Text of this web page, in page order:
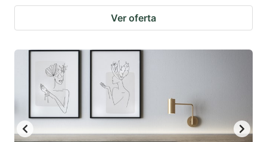
Ver oferta